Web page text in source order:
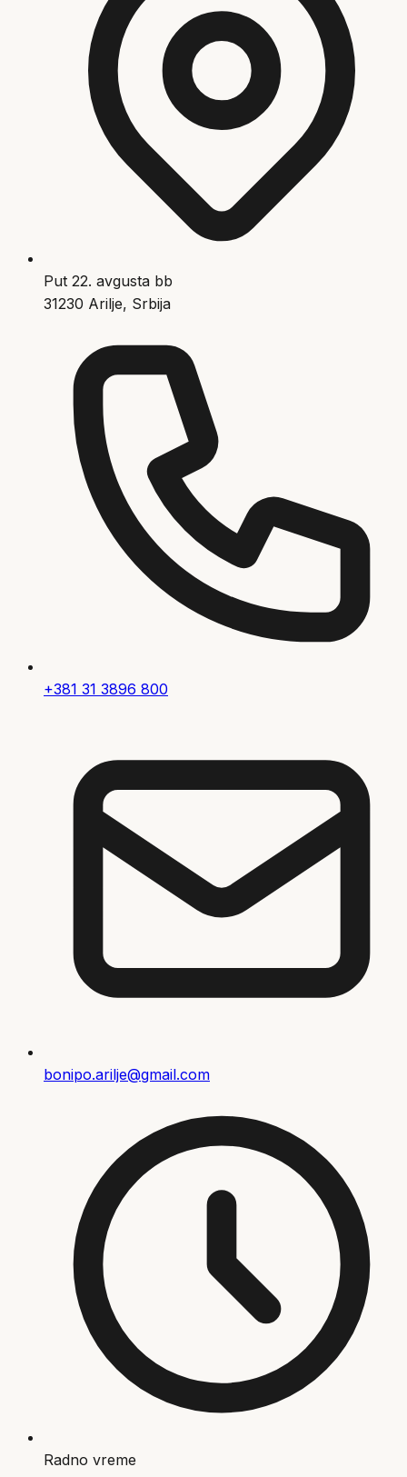
Put 22. avgusta bb
31230 Arilje, Srbija
+381 31 3896 800
bonipo.arilje@gmail.com
Radno vreme